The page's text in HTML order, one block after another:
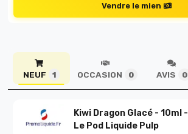
Vendre le mien
NEUF 1 OCCASION 0 AVIS 0
Kiwi Dragon Glacé - 10ml -
Le Pod Liquide Pulp